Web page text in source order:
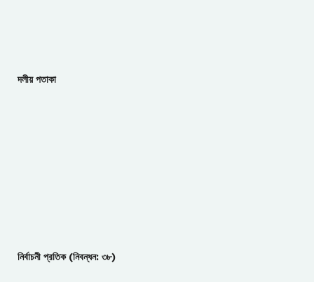
দলীয় পতাকা
নির্বাচনী প্রতিক (নিবন্ধন: ৩৮)